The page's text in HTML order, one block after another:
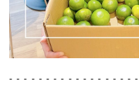
- - - - - - - - - - - - - - - - -